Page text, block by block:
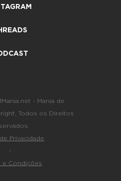
- Mania de
Todos os Direitos
Privacidade
-
e Condições